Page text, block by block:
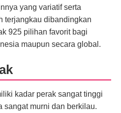
yang variatif serta
terjangkau dibandingkan
925 pilihan favorit bagi
maupun secara global.
kadar perak sangat tinggi
sangat murni dan berkilau.